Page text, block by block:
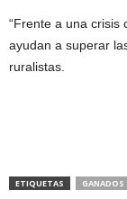
“Frente a una crisis
ayudan a superar
ruralistas.
ETIQUETAS GANADOS